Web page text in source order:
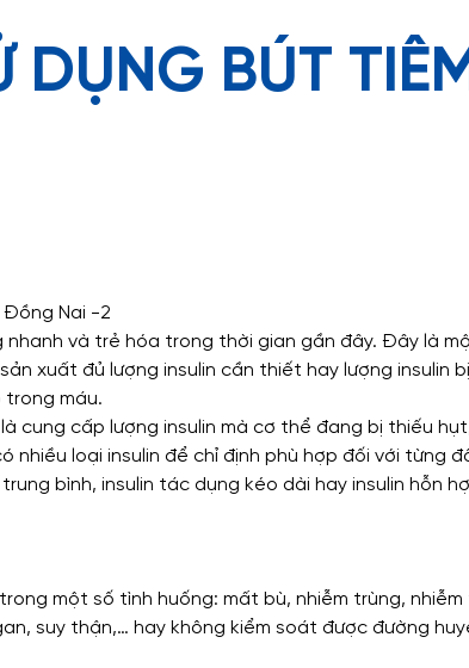
DỤNG BÚT
Đồng Nai -2
và trẻ hóa trong thời gian gần đây. Đây là
xuất đủ lượng insulin cần thiết hay lượng insulin
máu.
cung cấp lượng insulin mà cơ thể đang bị thiếu
nhiều loại insulin để chỉ định phù hợp đối với từng
bình, insulin tác dụng kéo dài hay insulin hỗn
một số tình huống: mất bù, nhiễm trùng,
suy thận,… hay không kiểm soát được đường